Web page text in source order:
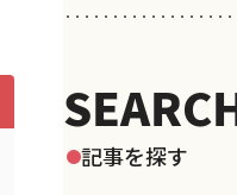
SEARCH
記事を探す